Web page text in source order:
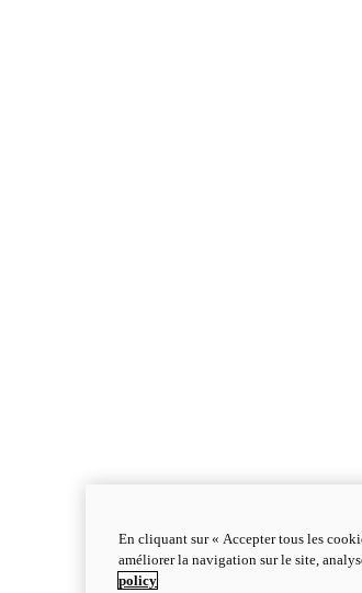
En cliquant sur « Accepter tous les
améliorer la navigation sur le site,
policy